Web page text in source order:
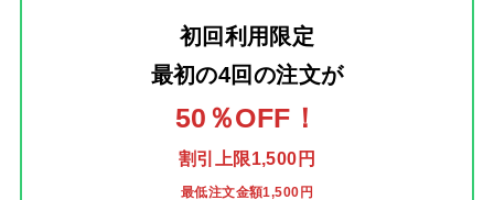
初回利用限定
最初の4回の注文が
50％OFF！
割引上限1,500円
最低注文金額1,500円